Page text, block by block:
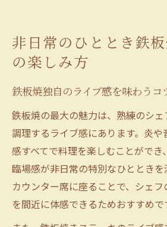
非日常のひととき鉄
の楽しみ方
鉄板焼独自のライブ感を味わうコ
鉄板焼の最大の魅力は、熟練のシ
調理するライブ感にあります。炎
感すべてで料理を楽しむことができ
臨場感が非日常の特別なひととき
カウンター席に座ることで、シェ
を間近に体感できるためおすすめで